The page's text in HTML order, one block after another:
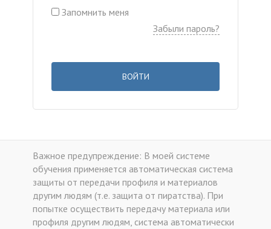
Запомнить меня
Забыли пароль?
ВОЙТИ
Важное предупреждение: В моей системе
обучения применяется автоматическая система
защиты от передачи профиля и материалов
другим людям (т.е. защита от пиратства). При
попытке осуществить передачу материала или
профиля другим людям, система автоматически